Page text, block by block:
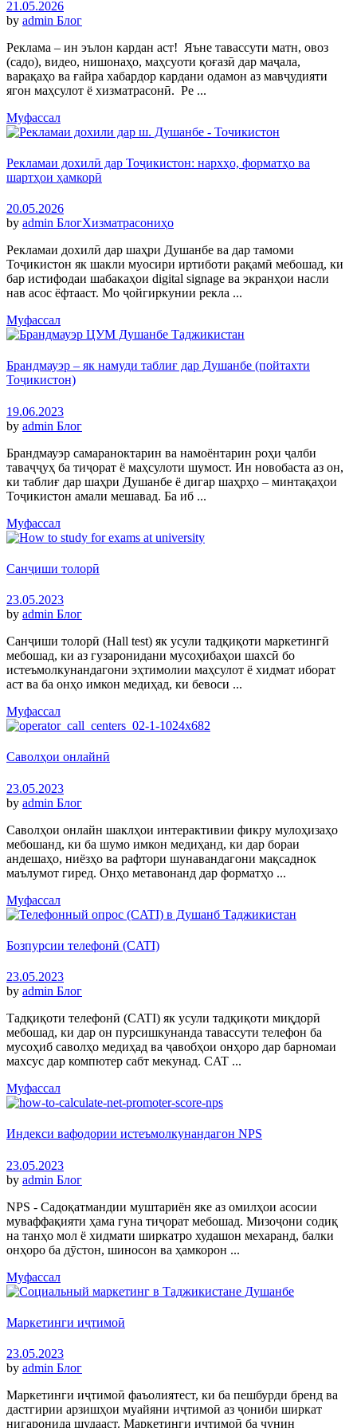
21.05.2026
by admin Блог
Реклама – ин эълон кардан аст! Яъне тавассути матн, овоз
(садо), видео, нишонаҳо, маҳсуоти қоғазӣ дар маҷала,
варақаҳо ва ғайра хабардор кардани одамон аз мавҷудияти
ягон маҳсулот ё хизматрасонӣ. Ре ...
Муфассал
Рекламаи дохилӣ дар Тоҷикистон: нархҳо, форматҳо ва
шартҳои ҳамкорӣ
20.05.2026
by admin БлогХизматрасониҳо
Рекламаи дохилӣ дар шаҳри Душанбе ва дар тамоми
Тоҷикистон як шакли муосири иртиботи рақамӣ мебошад, ки
бар истифодаи шабакаҳои digital signage ва экранҳои насли
нав асос ёфтааст. Мо ҷойгиркунии рекла ...
Муфассал
Брандмауэр – як намуди таблиғ дар Душанбе (пойтахти
Тоҷикистон)
19.06.2023
by admin Блог
Брандмауэр самараноктарин ва намоёнтарин роҳи ҷалби
таваҷҷуҳ ба тиҷорат ё маҳсулоти шумост. Ин новобаста аз он,
ки таблиғ дар шаҳри Душанбе ё дигар шаҳрҳо – минтақаҳои
Тоҷикистон амали мешавад. Ба иб ...
Муфассал
Санҷиши толорӣ
23.05.2023
by admin Блог
Санҷиши толорӣ (Hall test) як усули тадқиқоти маркетингӣ
мебошад, ки аз гузаронидани мусоҳибаҳои шахсӣ бо
истеъмолкунандагони эҳтимолии маҳсулот ё хидмат иборат
аст ва ба онҳо имкон медиҳад, ки бевоси ...
Муфассал
Саволҳои онлайнӣ
23.05.2023
by admin Блог
Саволҳои онлайн шаклҳои интерактивии фикру мулоҳизаҳо
мебошанд, ки ба шумо имкон медиҳанд, ки дар бораи
андешаҳо, ниёзҳо ва рафтори шунавандагони мақсаднок
маълумот гиред. Онҳо метавонанд дар форматҳо ...
Муфассал
Бозпурсии телефонӣ (CATI)
23.05.2023
by admin Блог
Тадқиқоти телефонӣ (CATI) як усули тадқиқоти миқдорӣ
мебошад, ки дар он пурсишкунанда тавассути телефон ба
мусоҳиб саволҳо медиҳад ва ҷавобҳои онҳоро дар барномаи
махсус дар компютер сабт мекунад. CAT ...
Муфассал
Индекси вафодории истеъмолкунандагон NPS
23.05.2023
by admin Блог
NPS - Садоқатмандии муштариён яке аз омилҳои асосии
муваффақияти ҳама гуна тиҷорат мебошад. Мизоҷони содиқ
на танҳо мол ё хидмати ширкатро худашон мехаранд, балки
онҳоро ба дӯстон, шиносон ва ҳамкорон ...
Муфассал
Маркетинги иҷтимоӣ
23.05.2023
by admin Блог
Маркетинги иҷтимоӣ фаъолиятест, ки ба пешбурди бренд ва
дастгирии арзишҳои муайяни иҷтимоӣ аз ҷониби ширкат
нигаронида шудааст. Маркетинги иҷтимоӣ ба чунин